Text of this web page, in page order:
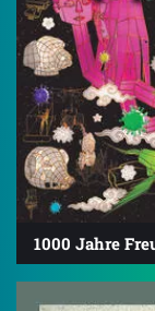
1000 Jahre